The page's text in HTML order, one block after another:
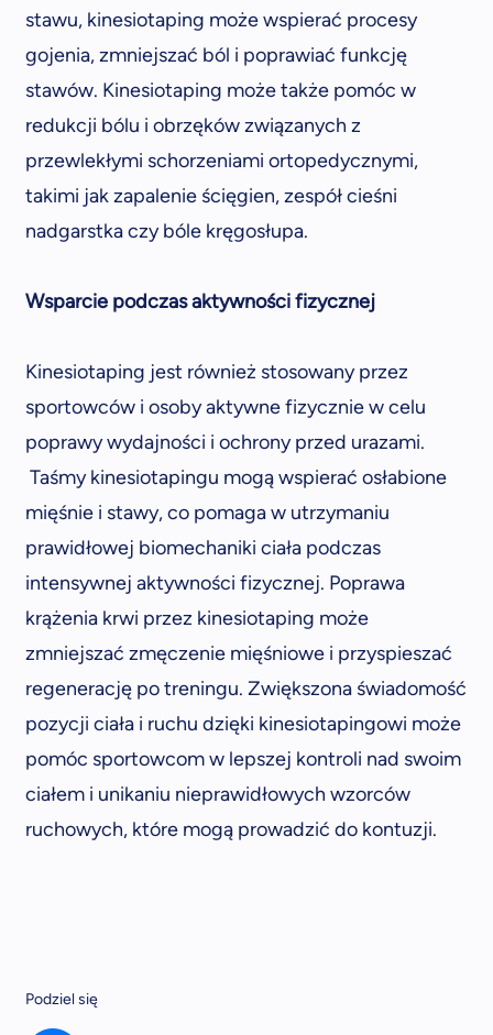
stawu, kinesiotaping może wspierać procesy
gojenia, zmniejszać ból i poprawiać funkcję
stawów. Kinesiotaping może także pomóc w
redukcji bólu i obrzęków związanych z
przewlekłymi schorzeniami ortopedycznymi,
takimi jak zapalenie ścięgien, zespół cieśni
nadgarstka czy bóle kręgosłupa.
Wsparcie podczas aktywności fizycznej
Kinesiotaping jest również stosowany przez
sportowców i osoby aktywne fizycznie w celu
poprawy wydajności i ochrony przed urazami.
Taśmy kinesiotapingu mogą wspierać osłabione
mięśnie i stawy, co pomaga w utrzymaniu
prawidłowej biomechaniki ciała podczas
intensywnej aktywności fizycznej. Poprawa
krążenia krwi przez kinesiotaping może
zmniejszać zmęczenie mięśniowe i przyspieszać
regenerację po treningu. Zwiększona świadomość
pozycji ciała i ruchu dzięki kinesiotapingowi może
pomóc sportowcom w lepszej kontroli nad swoim
ciałem i unikaniu nieprawidłowych wzorców
ruchowych, które mogą prowadzić do kontuzji.
Podziel się